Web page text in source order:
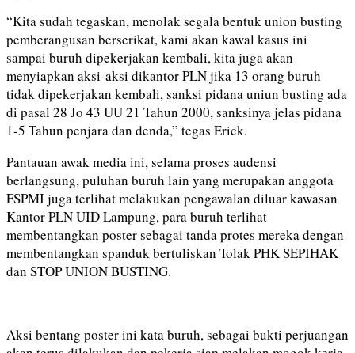
“Kita sudah tegaskan, menolak segala bentuk union busting
pemberangusan berserikat, kami akan kawal kasus ini
sampai buruh dipekerjakan kembali, kita juga akan
menyiapkan aksi-aksi dikantor PLN jika 13 orang buruh
tidak dipekerjakan kembali, sanksi pidana uniun busting ada
di pasal 28 Jo 43 UU 21 Tahun 2000, sanksinya jelas pidana
1-5 Tahun penjara dan denda,” tegas Erick.
Pantauan awak media ini, selama proses audensi
berlangsung, puluhan buruh lain yang merupakan anggota
FSPMI juga terlihat melakukan pengawalan diluar kawasan
Kantor PLN UID Lampung, para buruh terlihat
membentangkan poster sebagai tanda protes mereka dengan
membentangkan spanduk bertuliskan Tolak PHK SEPIHAK
dan STOP UNION BUSTING.
Aksi bentang poster ini kata buruh, sebagai bukti perjuangan